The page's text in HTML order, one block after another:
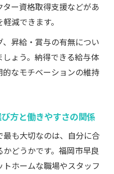
ー資格取得支援などがあ
減できます。
昇給・賞与の有無につい
ょう。納得できる給与体
なモチベーションの維持
方と働きやすさの関係
も大切なのは、自分に合
どうかです。福岡市早良
ホームな職場やスタッフ